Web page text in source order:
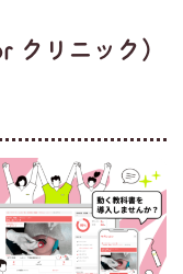
クリニック）